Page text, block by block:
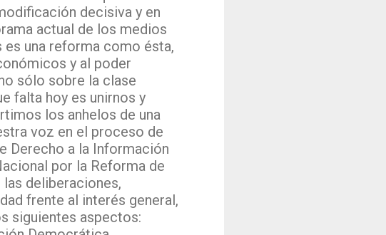
decisiva y en
actual de los medios
una reforma como ésta,
y al poder
sólo sobre la clase
falta hoy es unirnos y
los anhelos de una
voz en el proceso de
Derecho a la Información
por la Reforma de
deliberaciones,
frente al interés general,
siguientes aspectos: